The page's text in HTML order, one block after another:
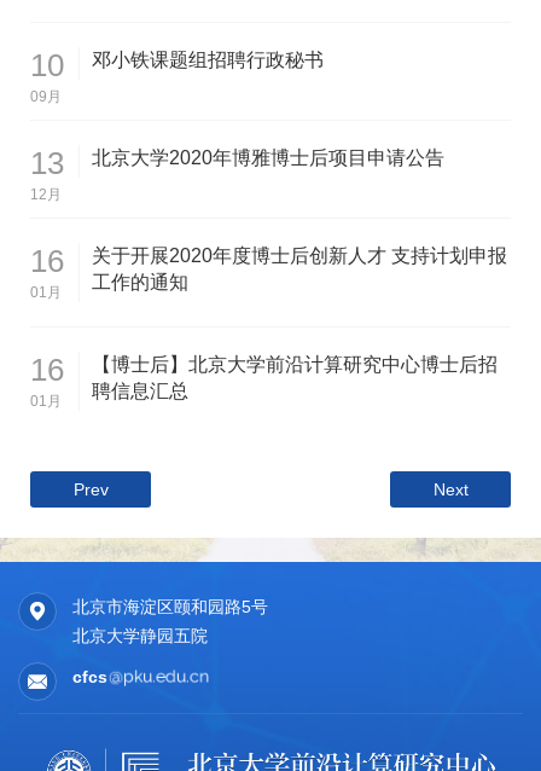
10
09月
邓小铁课题组招聘行政秘书
13
12月
北京大学2020年博雅博士后项目申请公告
16
01月
关于开展2020年度博士后创新人才 支持计划申报
工作的通知
16
01月
【博士后】北京大学前沿计算研究中心博士后招
聘信息汇总
Prev Next
北京市海淀区颐和园路5号
北京大学静园五院
cfcs